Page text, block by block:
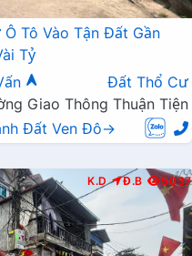
Tô Vào Tận Đất Gần
Tỷ
Đất Thổ Cư
Giao Thông Thuận Tiện
Đất Ven Đô→
K.D Đ.B 5037